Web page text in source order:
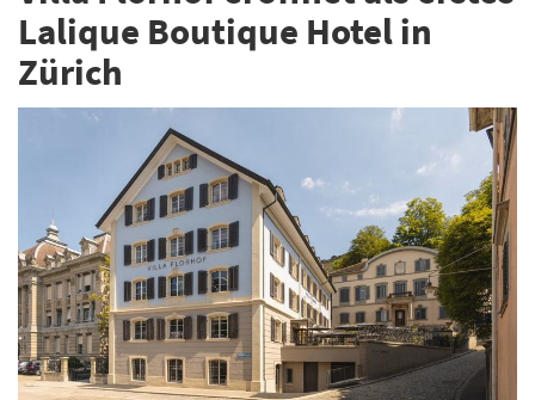
Lalique Boutique Hotel in
Zürich